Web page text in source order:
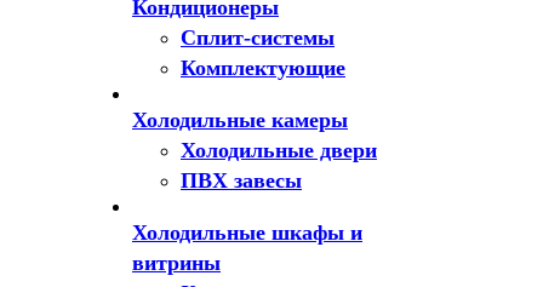
Кондиционеры
Сплит-системы
Комплектующие
Холодильные камеры
Холодильные двери
ПВХ завесы
Холодильные шкафы и
витрины